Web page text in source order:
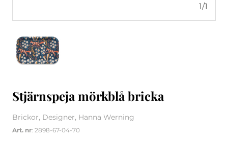
1/1
Stjärnspeja mörkblå bricka
Brickor, Designer, Hanna Werning
Art. nr: 2898-67-04-70